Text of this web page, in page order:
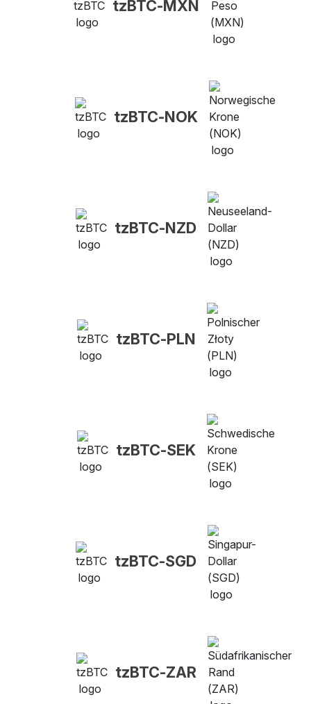
tzBTC-MXN
tzBTC-NOK
tzBTC-NZD
tzBTC-PLN
tzBTC-SEK
tzBTC-SGD
tzBTC-ZAR